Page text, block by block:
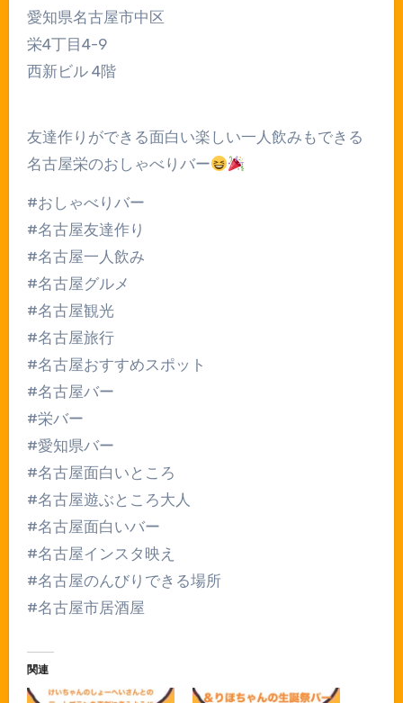
愛知県名古屋市中区
栄4丁目4-9
西新ビル 4階
友達作りができる面白い楽しい一人飲みもできる
名古屋栄のおしゃべりバー
#おしゃべりバー
#名古屋友達作り
#名古屋一人飲み
#名古屋グルメ
#名古屋観光
#名古屋旅行
#名古屋おすすめスポット
#名古屋バー
#栄バー
#愛知県バー
#名古屋面白いところ
#名古屋遊ぶところ大人
#名古屋面白いバー
#名古屋インスタ映え
#名古屋のんびりできる場所
#名古屋市居酒屋
関連